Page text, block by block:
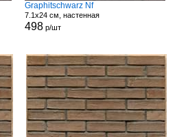
Graphitschwarz Nf
7.1x24 см, настенная
498р/шт